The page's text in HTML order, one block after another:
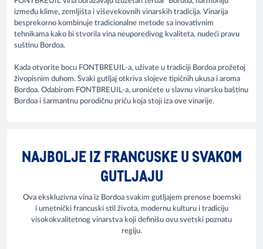
između klime, zemljišta i viševekovnih vinarskih tradicija. Vinarija
besprekorno kombinuje tradicionalne metode sa inovativnim
tehnikama kako bi stvorila vina neuporedivog kvaliteta, nudeći pravu
suštinu Bordoa.
Kada otvorite bocu FONTBREUIL-a, uživate u tradiciji Bordoa prožetoj
živopisnim duhom. Svaki gutljaj otkriva slojeve tipičnih ukusa i aroma
Bordoa. Odabirom FONTBREUIL-a, uronićete u slavnu vinarsku baštinu
Bordoa i šarmantnu porodičnu priču koja stoji iza ove vinarije.
NAJBOLJE IZ FRANCUSKE U SVAKOM
GUTLJAJU
Ova ekskluzivna vina iz Bordoa svakim gutljajem prenose boemski
i umetnički francuski stil života, modernu kulturu i tradiciju
visokokvalitetnog vinarstva koji definišu ovu svetski poznatu
regiju.